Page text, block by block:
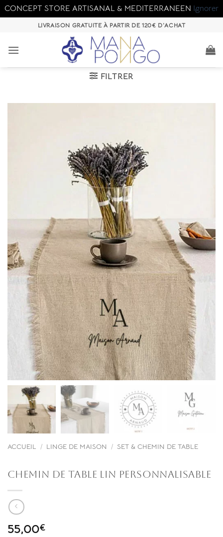
CONCEPT STORE ARTISANAL & MEDITERRANEEN Ignorer
contenu
LIVRAISON GRATUITE À PARTIR DE 120€ D'ACHAT
FILTRER
ACCUEIL / LINGE DE MAISON / SET & CHEMIN DE TABLE
Chemin de table Lin personnalisable
55,00€